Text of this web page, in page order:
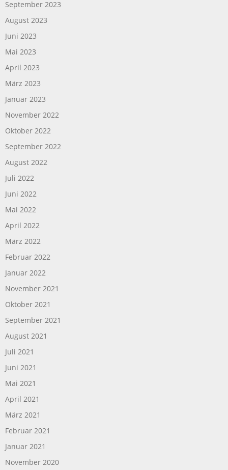
September 2023
August 2023
Juni 2023
Mai 2023
April 2023
März 2023
Januar 2023
November 2022
Oktober 2022
September 2022
August 2022
Juli 2022
Juni 2022
Mai 2022
April 2022
März 2022
Februar 2022
Januar 2022
November 2021
Oktober 2021
September 2021
August 2021
Juli 2021
Juni 2021
Mai 2021
April 2021
März 2021
Februar 2021
Januar 2021
November 2020